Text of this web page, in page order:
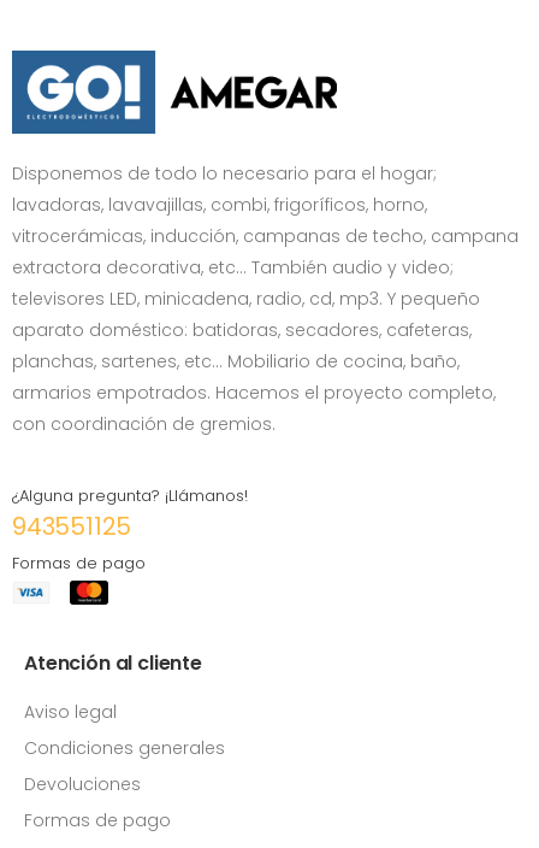
Disponemos de todo lo necesario para el hogar;
lavadoras, lavavajillas, combi, frigoríficos, horno,
vitrocerámicas, inducción, campanas de techo, campana
extractora decorativa, etc… También audio y video;
televisores LED, minicadena, radio, cd, mp3. Y pequeño
aparato doméstico: batidoras, secadores, cafeteras,
planchas, sartenes, etc... Mobiliario de cocina, baño,
armarios empotrados. Hacemos el proyecto completo,
con coordinación de gremios.
¿Alguna pregunta? ¡Llámanos!
943551125
Formas de pago
Atención al cliente
Aviso legal
Condiciones generales
Devoluciones
Formas de pago